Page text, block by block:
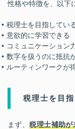
性格や特徴を、以下
税理士を目指してい
意欲的に学習できる
コミュニケーション
数字を扱うのに抵抗
ルーティンワークが
税理士を目
まず、税理士補助が